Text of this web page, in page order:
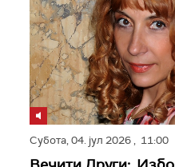
Субота,04. јул 2026, 11:00